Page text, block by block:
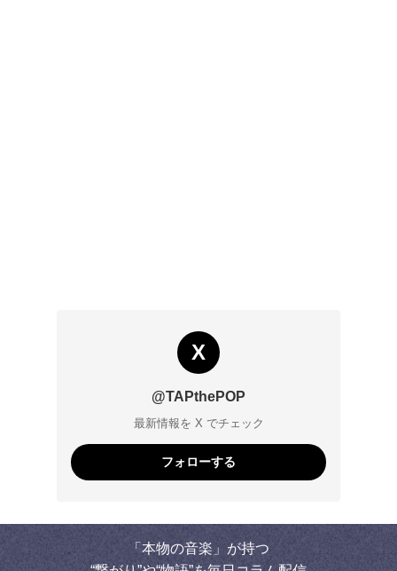
X
@TAPthePOP
最新情報を X でチェック
フォローする
「本物の音楽」が持つ